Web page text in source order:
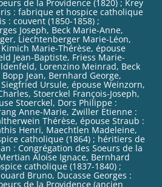
de la Providence (1820) ; Krey
: fabrique et hospice catholique
: couvent (1850-1858) ;
Joseph, Beck Marie-Anne,
Liechtenberger Marie-Léon,
Marie-Thérèse, épouse
Jean-Baptiste, Friess Marie-
Lorenzino Meinrad, Beck
Jean, Bernhard George,
Ursule, épouse Weinzorn,
Stoerckel François-Joseph,
Stoerckel, Dors Philippe :
Anne-Marie, Zwiller Etienne :
Thérèse, épouse Straub :
Henri, Maechtlen Madeleine,
catholique (1864) ; héritiers de
: Congrégation des Soeurs de la
Aloise Ignace, Bernhard
catholique (1837-1840) ;
Bruno, Ducasse Georges :
de la Providence (ancien